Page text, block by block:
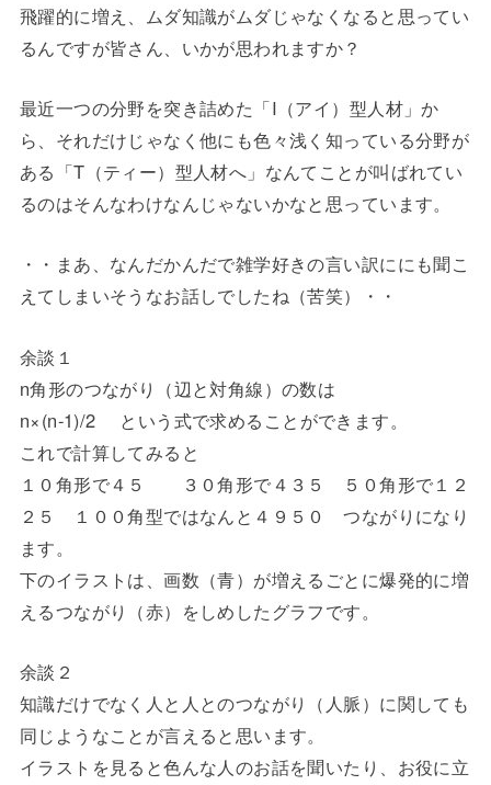
飛躍的に増え、ムダ知識がムダじゃなくなると思ってい
るんですが皆さん、いかが思われますか？
最近一つの分野を突き詰めた「I（アイ）型人材」か
ら、それだけじゃなく他にも色々浅く知っている分野が
ある「T（ティー）型人材へ」なんてことが叫ばれてい
るのはそんなわけなんじゃないかなと思っています。
・・まあ、なんだかんだで雑学好きの言い訳ににも聞こ
えてしまいそうなお話しでしたね（苦笑）・・
余談１
n角形のつながり（辺と対角線）の数は
n×(n-1)/2 という式で求めることができます。
これで計算してみると
１０角形で４５ ３０角形で４３５ ５０角形で１２
２５ １００角型ではなんと４９５０ つながりになり
ます。
下のイラストは、画数（青）が増えるごとに爆発的に増
えるつながり（赤）をしめしたグラフです。
余談２
知識だけでなく人と人とのつながり（人脈）に関しても
同じようなことが言えると思います。
イラストを見ると色んな人のお話を聞いたり、お役に立